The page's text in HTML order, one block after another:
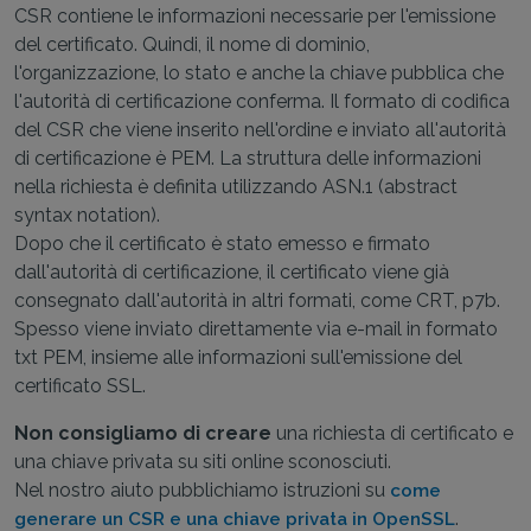
CSR contiene le informazioni necessarie per l'emissione
del certificato. Quindi, il nome di dominio,
l'organizzazione, lo stato e anche la chiave pubblica che
l'autorità di certificazione conferma. Il formato di codifica
del CSR che viene inserito nell'ordine e inviato all'autorità
di certificazione è PEM. La struttura delle informazioni
nella richiesta è definita utilizzando ASN.1 (abstract
syntax notation).
Dopo che il certificato è stato emesso e firmato
dall'autorità di certificazione, il certificato viene già
consegnato dall'autorità in altri formati, come CRT, p7b.
Spesso viene inviato direttamente via e-mail in formato
txt PEM, insieme alle informazioni sull'emissione del
certificato SSL.
Non consigliamo di creare una richiesta di certificato e
una chiave privata su siti online sconosciuti.
Nel nostro aiuto pubblichiamo istruzioni su come
generare un CSR e una chiave privata in OpenSSL.